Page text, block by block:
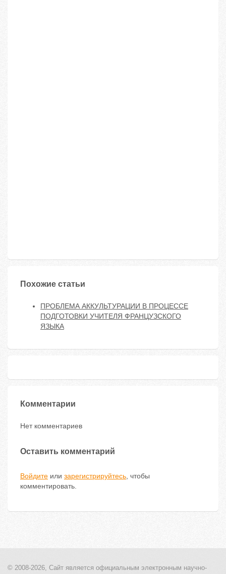
Похожие статьи
ПРОБЛЕМА АККУЛЬТУРАЦИИ В ПРОЦЕССЕ
ПОДГОТОВКИ УЧИТЕЛЯ ФРАНЦУЗСКОГО
ЯЗЫКА
Комментарии
Нет комментариев
Оставить комментарий
Войдите или зарегистрируйтесь, чтобы
комментировать.
© 2008-2026, Сайт является официальным электронным научно-